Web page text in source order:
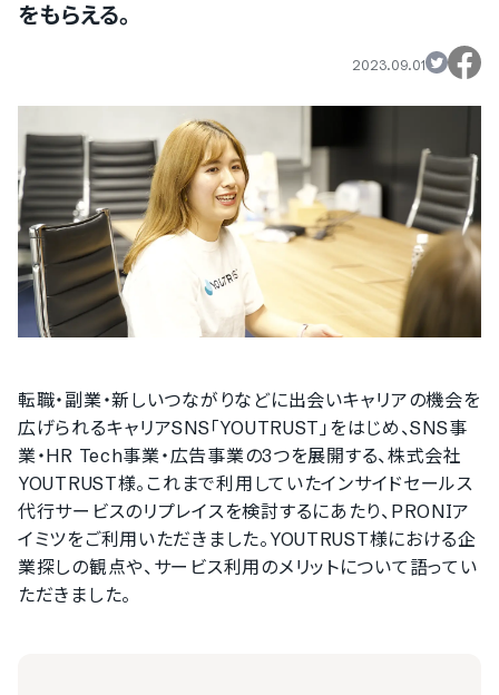
をもらえる。
2023.09.01
転職・副業・新しいつながりなどに出会いキャリアの機会を
広げられるキャリアSNS「YOUTRUST」をはじめ、SNS事
業・HR Tech事業・広告事業の3つを展開する、株式会社
YOUTRUST様。これまで利用していたインサイドセールス
代行サービスのリプレイスを検討するにあたり、PRONIア
イミツをご利用いただきました。YOUTRUST様における企
業探しの観点や、サービス利用のメリットについて語ってい
ただきました。